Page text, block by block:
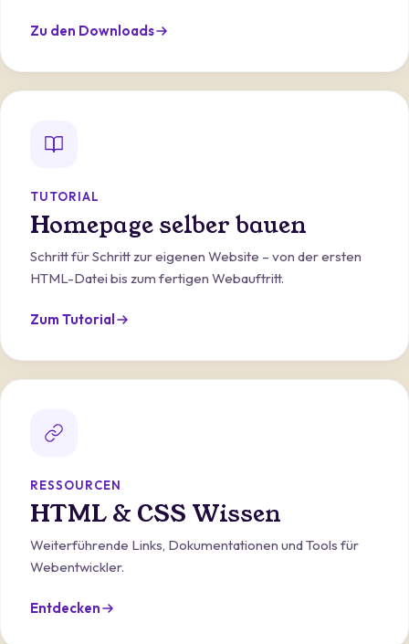
Zu den Downloads
TUTORIAL
Homepage selber bauen
Schritt für Schritt zur eigenen Website – von der ersten
HTML-Datei bis zum fertigen Webauftritt.
Zum Tutorial
RESSOURCEN
HTML & CSS Wissen
Weiterführende Links, Dokumentationen und Tools für
Webentwickler.
Entdecken